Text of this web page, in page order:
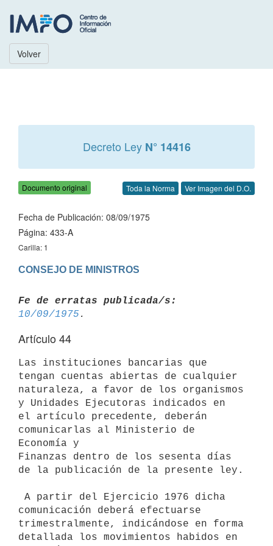
Volver
Decreto Ley N° 14416
Documento original Toda la Norma Ver Imagen del D.O.
Fecha de Publicación: 08/09/1975
Página: 433-A
Carilla: 1
CONSEJO DE MINISTROS
Fe de erratas publicada/s:
10/09/1975
Artículo 44
Las instituciones bancarias que
tengan cuentas abiertas de cualquier
naturaleza, a favor de los organismos
y Unidades Ejecutoras indicados en
el artículo precedente, deberán
comunicarlas al Ministerio de
Economía y
Finanzas dentro de los sesenta días
de la publicación de la presente ley.
comunicación deberá efectuarse
trimestralmente, indicándose en forma
detallada los movimientos habidos en